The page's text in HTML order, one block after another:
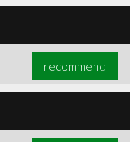
recommend